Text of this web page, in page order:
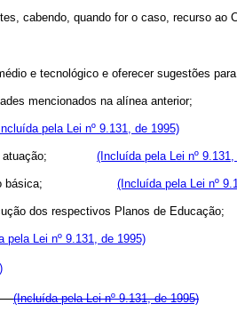
cabendo, quando for o caso,
médio e tecnológico e oferecer
mencionados na alínea
pela Lei nº 9.131, de 1995)
sua atuação; (Incluída pela Lei nº 9.131,
básica; (Incluída pela Lei nº
dos respectivos Planos de Educação;
pela Lei nº 9.131, de 1995)
(Incluída pela Lei nº 9.131, de 1995)